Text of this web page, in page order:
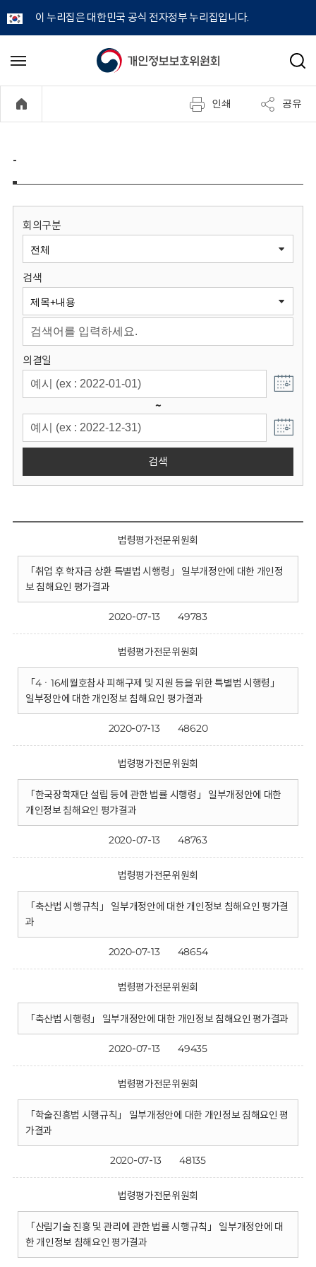
이 누리집은 대한민국 공식 전자정부 누리집입니다.
개
정
보
원
회
메
기
검
인쇄 공유
-
회의구분
검색
의결일
~
검색
법령평가전문위원회
「취업 후 학자금 상환 특별법 시행령」 일부개정안에 대한 개인정
보 침해요인 평가결과
2020-07-13 49783
법령평가전문위원회
「4ㆍ16세월호참사 피해구제 및 지원 등을 위한 특별법 시행령」
일부정안에 대한 개인정보 침해요인 평가결과
2020-07-13 48620
법령평가전문위원회
「한국장학재단 설립 등에 관한 법률 시행령」 일부개정안에 대한
개인정보 침해요인 평갸결과
2020-07-13 48763
법령평가전문위원회
「축산법 시행규칙」 일부개정안에 대한 개인정보 침해요인 평가결
과
2020-07-13 48654
법령평가전문위원회
「축산법 시행령」 일부개정안에 대한 개인정보 침해요인 평가결과
2020-07-13 49435
법령평가전문위원회
「학술진흥법 시행규칙」 일부개정안에 대한 개인정보 침해요인 평
가결과
2020-07-13 48135
법령평가전문위원회
「산림기술 진흥 및 관리에 관한 법률 시행규칙」 일부개정안에 대
한 개인정보 침해요인 평가결과